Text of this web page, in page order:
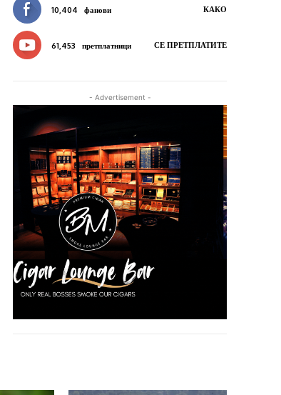
10,404 фанови КАКО
61,453 претплатници СЕ ПРЕТПЛАТИТЕ
- Advertisement -